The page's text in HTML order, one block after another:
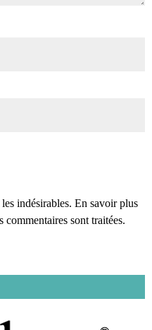
indésirables. En savoir plus
commentaires sont traitées.